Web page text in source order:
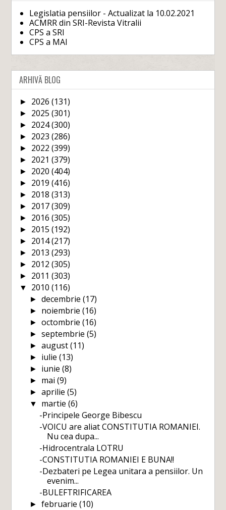
Legislatia pensiilor - Actualizat la 10.02.2021
ACMRR din SRI-Revista Vitralii
CPS a SRI
CPS a MAI
ARHIVĂ BLOG
► 2026(131)
► 2025(301)
► 2024(300)
► 2023(286)
► 2022(399)
► 2021(379)
► 2020(404)
► 2019(416)
► 2018(313)
► 2017(309)
► 2016(305)
► 2015(192)
► 2014(217)
► 2013(293)
► 2012(305)
► 2011(303)
▼ 2010(116)
► decembrie (17)
► noiembrie (16)
► octombrie (16)
► septembrie (5)
► august(11)
► iulie (13)
► iunie (8)
► mai (9)
► aprilie (5)
▼ martie (6)
-Principele George Bibescu
-VOICU are aliat CONSTITUTIA ROMANIEI.
Nu cea dupa...
-Hidrocentrala LOTRU
-CONSTITUTIA ROMANIEI E BUNA!!
-Dezbateri pe Legea unitara a pensiilor. Un
evenim...
-BULEFTRIFICAREA
► februarie (10)